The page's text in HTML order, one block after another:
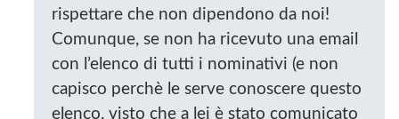
rispettare che non dipendono da noi!
Comunque, se non ha ricevuto una email
con l’elenco di tutti i nominativi (e non
capisco perchè le serve conoscere questo
elenco, visto che a lei è stato comunicato